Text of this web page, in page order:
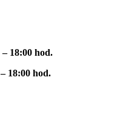
18:00 hod.
18:00 hod.